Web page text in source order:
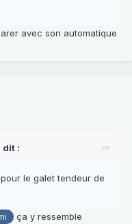
avec son automatique
dit :
le galet tendeur de
ça y ressemble